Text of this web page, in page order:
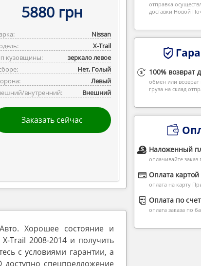
5880 грн
Nissan
X-Trail
кузовщины:
зеркало левое
Нет, Голый
Левый
внутренний:
Внешний
Заказать сейчас
Хорошее состояние и
Trail 2008-2014 и получить
с условиями гарантии, а
спецпредложение
отправка
доставки Новой
100% возврат
обмен или
груза на склад
Наложенный
оплачивайте заказ
Оплата картой
оплата на карту
Оплата по
оплата заказа по